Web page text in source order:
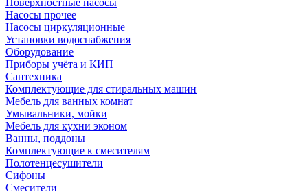
Поверхностные насосы
Насосы прочее
Насосы циркуляционные
Установки водоснабжения
Оборудование
Приборы учёта и КИП
Сантехника
Комплектующие для стиральных машин
Мебель для ванных комнат
Умывальники, мойки
Мебель для кухни эконом
Ванны, поддоны
Комплектующие к смесителям
Полотенцесушители
Сифоны
Смесители